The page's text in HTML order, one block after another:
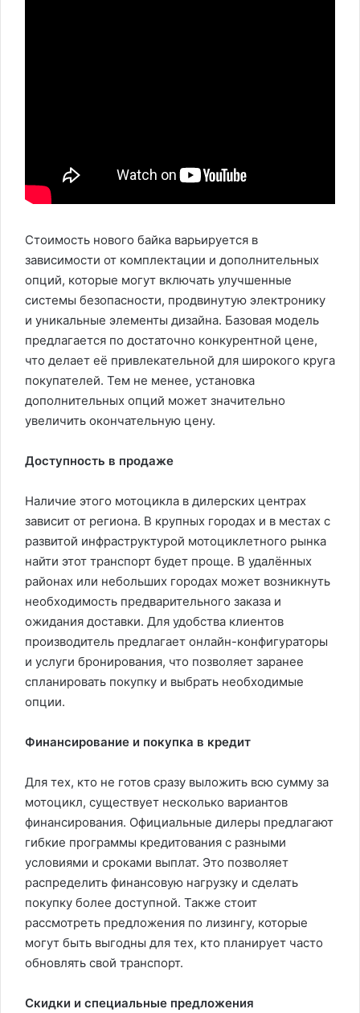
Стоимость нового байка варьируется в
зависимости от комплектации и дополнительных
опций, которые могут включать улучшенные
системы безопасности, продвинутую электронику
и уникальные элементы дизайна. Базовая модель
предлагается по достаточно конкурентной цене,
что делает её привлекательной для широкого круга
покупателей. Тем не менее, установка
дополнительных опций может значительно
увеличить окончательную цену.
Доступность в продаже
Наличие этого мотоцикла в дилерских центрах
зависит от региона. В крупных городах и в местах с
развитой инфраструктурой мотоциклетного рынка
найти этот транспорт будет проще. В удалённых
районах или небольших городах может возникнуть
необходимость предварительного заказа и
ожидания доставки. Для удобства клиентов
производитель предлагает онлайн-конфигураторы
и услуги бронирования, что позволяет заранее
спланировать покупку и выбрать необходимые
опции.
Финансирование и покупка в кредит
Для тех, кто не готов сразу выложить всю сумму за
мотоцикл, существует несколько вариантов
финансирования. Официальные дилеры предлагают
гибкие программы кредитования с разными
условиями и сроками выплат. Это позволяет
распределить финансовую нагрузку и сделать
покупку более доступной. Также стоит
рассмотреть предложения по лизингу, которые
могут быть выгодны для тех, кто планирует часто
обновлять свой транспорт.
Скидки и специальные предложения